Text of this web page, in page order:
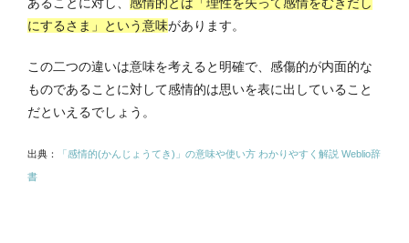
にするさま」という意味があります。
この二つの違いは意味を考えると明確で、感傷的が内面的な
ものであることに対して感情的は思いを表に出していること
だといえるでしょう。
出典： 「感情的(かんじょうてき)」の意味や使い方 わかりやすく解説 Weblio辞
書